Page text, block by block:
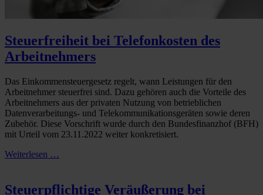
Steuerfreiheit bei Telefonkosten des
Arbeitnehmers
Das Einkommensteuergesetz regelt, wann Leistungen für den
Arbeitnehmer steuerfrei sind. Dazu gehören auch die Vorteile des
Arbeitnehmers aus der privaten Nutzung von betrieblichen
Datenverarbeitungs- und Telekommunikationsgeräten sowie deren
Zubehör. Diese Vorschrift wurde durch den Bundesfinanzhof (BFH)
mit Urteil vom 23.11.2022 weiter konkretisiert.
Weiterlesen …
Steuerpflichtige Veräußerung bei